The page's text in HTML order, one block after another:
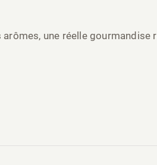
une réelle gourmandise